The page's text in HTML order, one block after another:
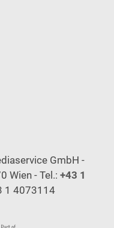
GmbH -
Wien - Tel.: +43 1
1 4073114